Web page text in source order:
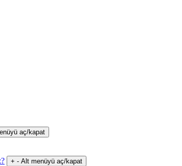
aç/kapat
+ - Alt menüyü aç/kapat